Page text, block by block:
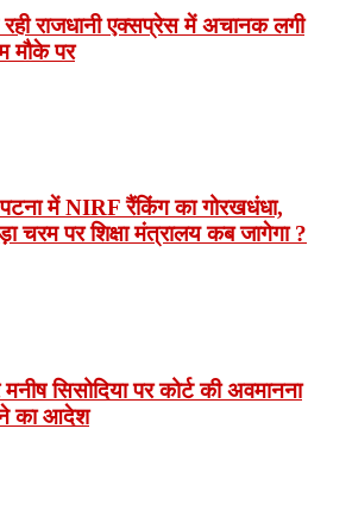
राजधानी एक्सप्रेस में अचानक लगी
मौके पर
में NIRF रैंकिंग का गोरखधंधा,
चरम पर शिक्षा मंत्रालय कब जागेगा ?
सिसोदिया पर कोर्ट की अवमानना
का आदेश